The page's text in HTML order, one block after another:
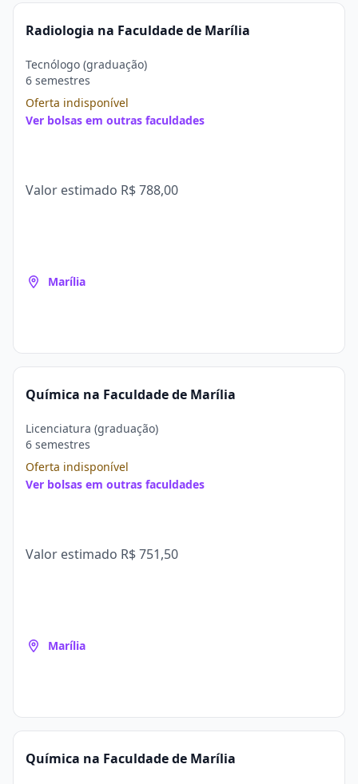
Radiologia na Faculdade de Marília
Tecnólogo (graduação)
6 semestres
Oferta indisponível
Ver bolsas em outras faculdades
Valor estimado R$ 788,00
Marília
Química na Faculdade de Marília
Licenciatura (graduação)
6 semestres
Oferta indisponível
Ver bolsas em outras faculdades
Valor estimado R$ 751,50
Marília
Química na Faculdade de Marília